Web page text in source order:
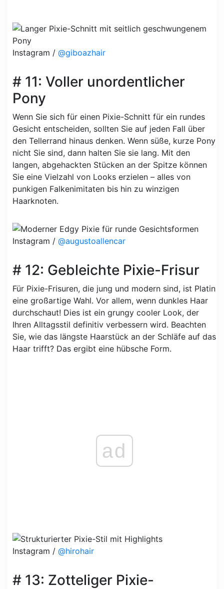
Instagram / @giboazhair
# 11: Voller unordentlicher
Pony
Wenn Sie sich für einen Pixie-Schnitt für ein rundes
Gesicht entscheiden, sollten Sie auf jeden Fall über
den Tellerrand hinaus denken. Wenn süße, kurze Pony
nicht Sie sind, dann halten Sie sie lang. Mit den
langen, abgehackten Stücken an der Spitze können
Sie eine Vielzahl von Looks erzielen – alles von
punkigen Falkenimitaten bis hin zu winzigen
Haarknoten.
Instagram / @augustoallencar
# 12: Gebleichte Pixie-Frisur
Für Pixie-Frisuren, die jung und modern sind, ist Platin
eine großartige Wahl. Vor allem, wenn dunkles Haar
durchschaut! Dies ist ein grungy cooler Look, der
Ihren Alltagsstil definitiv verbessern wird. Beachten
Sie, wie das längste Haarstück an der Schläfe auf das
Haar trifft? Das ergibt eine hübsche Form.
ad
Instagram / @hirohair
# 13: Zotteliger Pixie-